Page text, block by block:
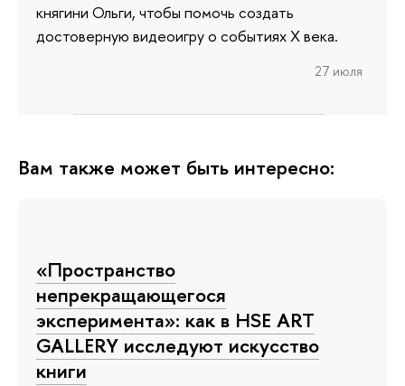
княгини Ольги, чтобы помочь создать
достоверную видеоигру о событиях X века.
27 июля
Вам также может быть интересно:
«Пространство
непрекращающегося
эксперимента»: как в HSE ART
GALLERY исследуют искусство
книги